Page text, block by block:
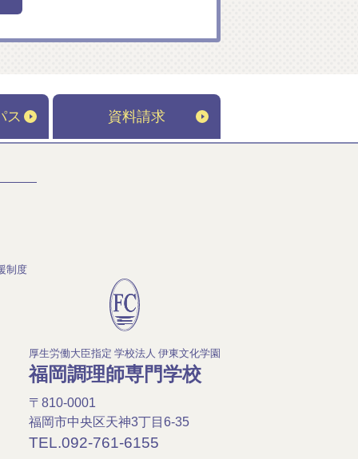
ス 資料請求
制度
厚生労働大臣指定 学校法人 伊東文化学園
福岡調理師専門学校
〒810-0001
福岡市中央区天神3丁目6-35
TEL.092-761-6155